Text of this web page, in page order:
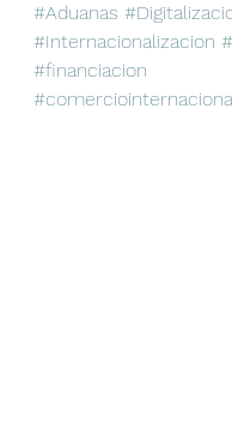
#Aduanas
#Internacionalizacion
#financiacion